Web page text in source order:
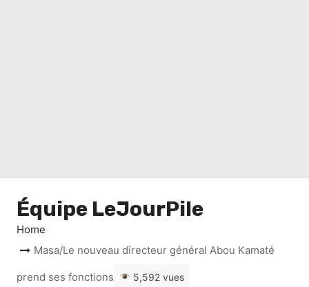
Équipe LeJourPile
Home
Masa/Le nouveau directeur général Abou Kamaté
prend ses fonctions 5,592 vues